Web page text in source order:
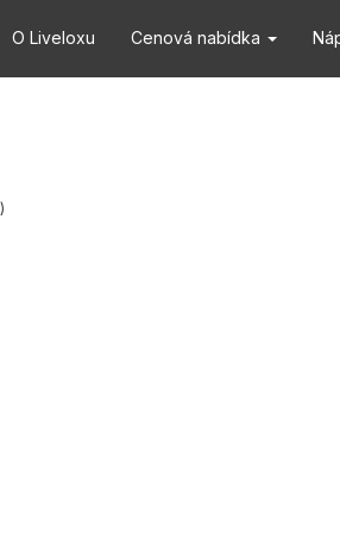
O Liveloxu Cenová nabídka